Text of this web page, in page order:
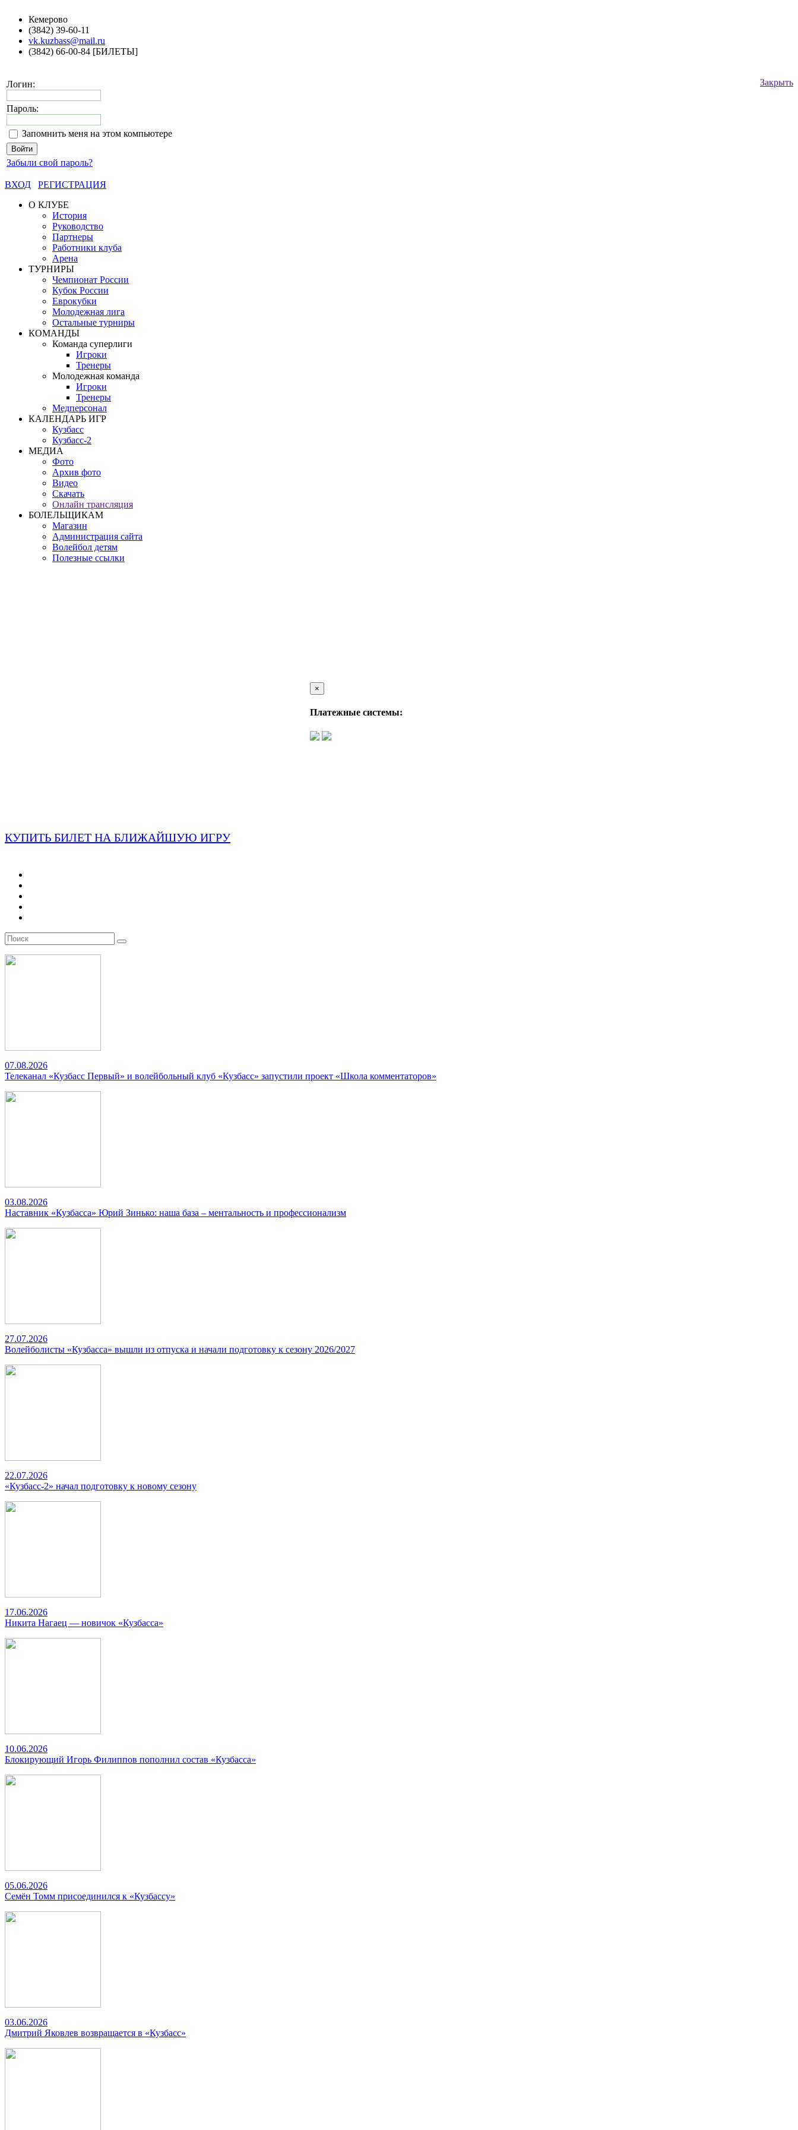
Кемерово
(3842) 39-60-11
vk.kuzbass@mail.ru
(3842) 66-00-84 [БИЛЕТЫ]
Закрыть
Логин:
Пароль:
Запомнить меня на этом компьютере
Забыли свой пароль?
ВХОД
РЕГИСТРАЦИЯ
О КЛУБЕ
История
Руководство
Партнеры
Работники клуба
Арена
ТУРНИРЫ
Чемпионат России
Кубок России
Еврокубки
Молодежная лига
Остальные турниры
КОМАНДЫ
Команда суперлиги
Игроки
Тренеры
Молодежная команда
Игроки
Тренеры
Медперсонал
КАЛЕНДАРЬ ИГР
Кузбасс
Кузбасс-2
МЕДИА
Фото
Архив фото
Видео
Скачать
Онлайн трансляция
БОЛЕЛЬЩИКАМ
Магазин
Администрация сайта
Волейбол детям
Полезные ссылки
×
Платежные системы:
КУПИТЬ БИЛЕТ НА БЛИЖАЙШУЮ ИГРУ
07.08.2026
Телеканал «Кузбасс Первый» и волейбольный клуб «Кузбасс» запустили проект «Школа комментаторов»
03.08.2026
Наставник «Кузбасса» Юрий Зинько: наша база – ментальность и профессионализм
27.07.2026
Волейболисты «Кузбасса» вышли из отпуска и начали подготовку к сезону 2026/2027
22.07.2026
«Кузбасс-2» начал подготовку к новому сезону
17.06.2026
Никита Нагаец — новичок «Кузбасса»
10.06.2026
Блокирующий Игорь Филиппов пополнил состав «Кузбасса»
05.06.2026
Семён Томм присоединился к «Кузбассу»
03.06.2026
Дмитрий Яковлев возвращается в «Кузбасс»